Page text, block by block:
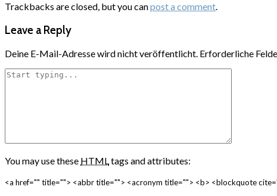
Trackbacks are closed, but you canpost a comment.
Leave a Reply
Deine E-Mail-Adresse wird nicht veröffentlicht. Erforderliche
You may use these HTMLtags and attributes:
<a href="" title=""> <abbr title=""> <acronym title=""> <b> <blockquote